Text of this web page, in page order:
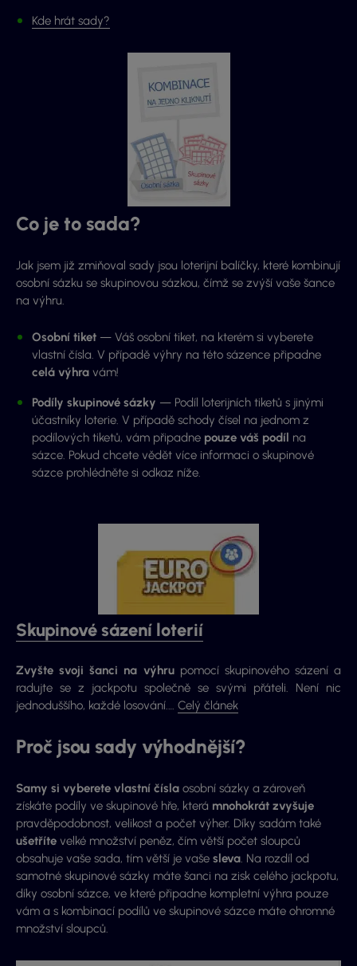
Kde hrát sady?
Co je to sada?
Jak jsem již zmiňoval sady jsou loterijní balíčky, které kombinují
osobní sázku se skupinovou sázkou, čímž se zvýší vaše šance
na výhru.
Osobní tiket — Váš osobní tiket, na kterém si vyberete
vlastní čísla. V případě výhry na této sázence připadne
celá výhra vám!
Podíly skupinové sázky — Podíl loterijních tiketů s jinými
účastníky loterie. V případě schody čísel na jednom z
podílových tiketů, vám připadne pouze váš podíl na
sázce. Pokud chcete vědět více informaci o skupinové
sázce prohlédněte si odkaz níže.
Skupinové sázení loterií
Zvyšte svoji šanci na výhrupomocí skupinového sázení a
radujte se z jackpotu společně se svými přáteli. Není nic
jednoduššího, každé losování.… Celý článek
Proč jsou sady výhodnější?
Samy si vyberete vlastní čísla osobní sázky a zároveň
získáte podíly ve skupinové hře, která mnohokrát zvyšuje
pravděpodobnost, velikost a počet výher. Díky sadám také
ušetříte velké množství peněz, čím větší počet sloupců
obsahuje vaše sada, tím větší je vaše sleva. Na rozdíl od
samotné skupinové sázky máte šanci na zisk celého jackpotu,
díky osobní sázce, ve které připadne kompletní výhra pouze
vám a s kombinací podílů ve skupinové sázce máte ohromné
množství sloupců.